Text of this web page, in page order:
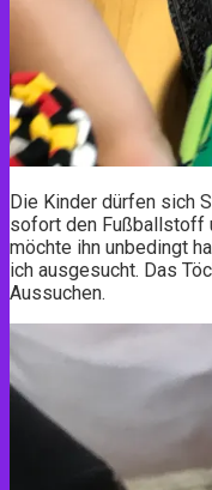
Die Kinder dürfen sich
sofort den Fußballstoff
möchte ihn unbedingt
ich ausgesucht. Das
Aussuchen.